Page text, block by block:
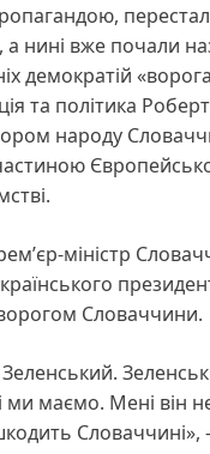
а нині вже почали
демократій
та політика
народу
міністр
Словаччини.
Зеленський.
ми маємо. Мені він
Словаччині»,